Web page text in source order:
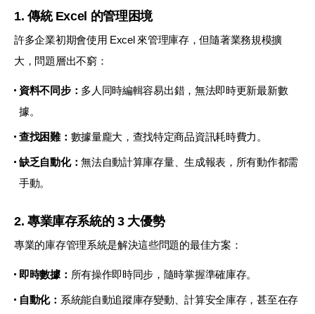
1. 傳統 Excel 的管理困境
許多企業初期會使用 Excel 來管理庫存，但隨著業務規模擴
大，問題層出不窮：
資料不同步： 多人同時編輯容易出錯，無法即時更新最新數
據。
查找困難： 數據量龐大，查找特定商品資訊耗時費力。
缺乏自動化：無法自動計算庫存量、生成報表，所有動作都需
手動。
2. 專業庫存系統的 3 大優勢
專業的庫存管理系統是解決這些問題的最佳方案：
即時數據： 所有操作即時同步，隨時掌握準確庫存。
自動化： 系統能自動追蹤庫存變動、計算安全庫存，甚至在存